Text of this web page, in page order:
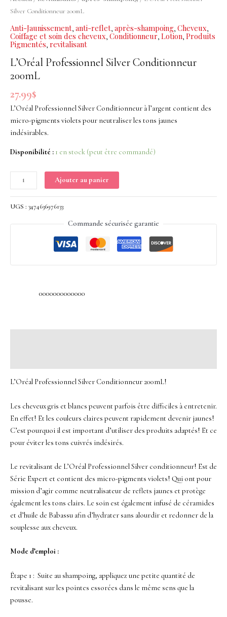
Silver Conditionneur 200mL
Anti-Jaunissement, anti-reflet, après-shampoing, Cheveux,
Coiffage et soin des cheveux, Conditionneur, Lotion, Produits
Pigmentés, revitalisant
L’Oréal Professionnel Silver Conditionneur
200mL
27.99$
L’Oréal Professionnel Silver Conditionneur à l’argent contient des
micro-pigments violets pour neutraliser les tons jaunes
indésirables.
Disponibilité : 1 en stock (peut être commandé)
Conditionneur
Ajouter au panier
UGS : 3474636976133
Commande sécurisée garantie
0000000000000
L’Oréal Professionnel Silver Conditionneur 200mL!
Les cheveux gris et blancs peuvent parfois être difficiles à entretenir.
En effet! Et les couleurs claires peuvent rapidement devenir jaunes!
C’est pourquoi il est important d’utiliser des produits adaptés! Et ce
pour éviter les tons cuivrés indésirés.
Le revitalisant de L’Oréal Professionnel Silver conditionneur! Est de
Série Expert et contient des micro-pigments violets! Qui ont pour
mission d’agir comme neutralisateur de reflets jaunes et protège
également les tons clairs. Le soin est également infusé de céramides
et d’huile de Babassu afin d’hydrater sans alourdir et redonner de la
souplesse aux cheveux.
Mode d’emploi :
Étape 1 : Suite au shampoing, appliquez une petite quantité de
revitalisant sur les pointes essorées dans le même sens que la
pousse.